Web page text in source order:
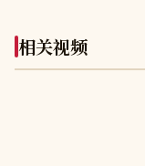
相关视频